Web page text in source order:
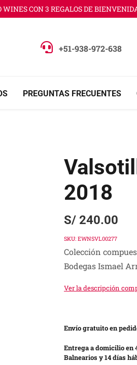
CON 3 REGALOS DE BIENVENIDA!
+51-938-972-638
PREGUNTAS FRECUENTES
2018
S/240.00
SKU: EWNSVL00277
Colección
Bodegas Ismael
Ver la descripción
Envío gratuito en
Entrega a domicilio en
Balnearios y 14 días